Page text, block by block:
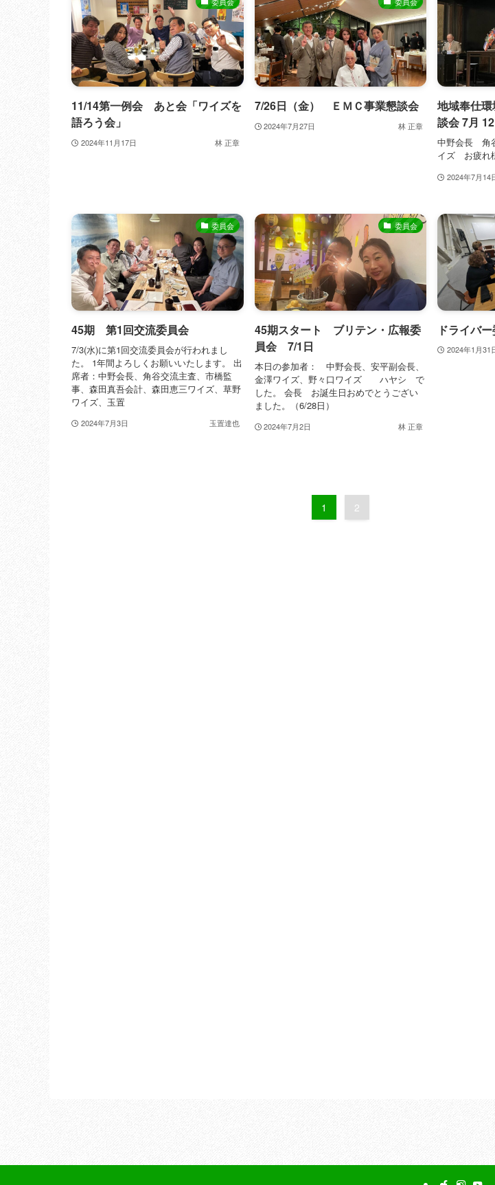
11/14第一例会 あと会「ワイズを
語ろう会」
2024年11月17日 林 正章
7/26日（金） ＥＭＣ事業懇談会
2024年7月27日 林 正章
地域奉仕
談会 7月
中野会長 角
イズ お疲れ
2024年7月14
委員会
45期 第1回交流委員会
7/3(水)に第1回交流委員会が行われまし
た。 1年間よろしくお願いいたします。 出
席者：中野会長、角谷交流主査、市橋監
事、森田真吾会計、森田恵三ワイズ、草野
ワイズ、玉置
2024年7月3日 玉置達也
委員会
45期スタート ブリテン・広報委
員会 7/1日
本日の参加者： 中野会長、安平副会長、
金澤ワイズ、野々口ワイズ ハヤシ で
した。 会長 お誕生日おめでとうござい
ました。（6/28日）
2024年7月2日 林 正章
ドライバ
2024年1月31
1 2